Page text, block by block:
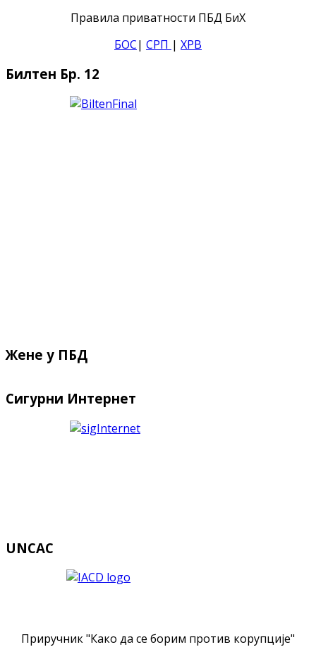
Правила приватности ПБД БиХ
БОС| СРП | ХРВ
Билтен Бр. 12
Жене у ПБД
Сигурни Интернет
UNCAC
Приручник "Како да се борим против корупције"